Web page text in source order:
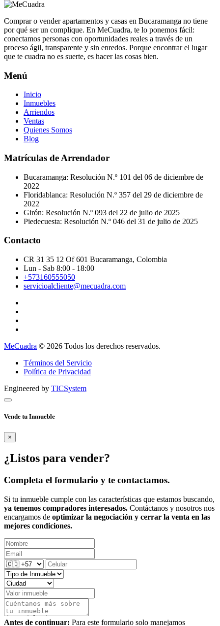
Comprar o vender apartamentos y casas en Bucaramanga no tiene
por qué ser un complique. En MeCuadra, te lo ponemos fácil:
conectamos personas con oportunidades reales a través de un
proceso ágil, transparente y sin enredos. Porque encontrar el lugar
que te cuadra no es suerte, es hacer las cosas bien.
Menú
Inicio
Inmuebles
Arriendos
Ventas
Quienes Somos
Blog
Matrículas de Arrendador
Bucaramanga: Resolución N.º 101 del 06 de diciembre de
2022
Floridablanca: Resolución N.º 357 del 29 de diciembre de
2022
Girón: Resolución N.º 093 del 22 de julio de 2025
Piedecuesta: Resolución N.º 046 del 31 de julio de 2025
Contacto
CR 31 35 12 Of 601 Bucaramanga, Colombia
Lun - Sab 8:00 - 18:00
+573160555050
servicioalcliente@mecuadra.com
MeCuadra © 2026 Todos los derechos reservados.
Términos del Servicio
Política de Privacidad
Engineered by TICSystem
Vende tu Inmueble
×
¿Listos para vender?
Completa el formulario y te contactamos.
Si tu inmueble cumple con las características que estamos buscando,
ya tenemos compradores interesados. Contáctanos y nosotros nos
encargamos de optimizar la negociación y cerrar la venta en las
mejores condiciones.
Antes de continuar: Para este formulario solo manejamos